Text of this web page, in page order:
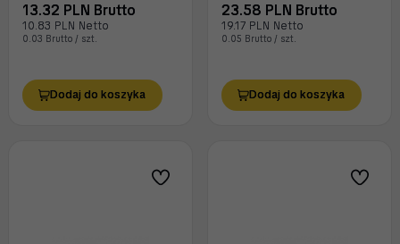
13.32 PLN Brutto
10.83 PLN Netto
0.03 Brutto / szt.
Dodaj do koszyka
23.58 PLN Brutto
19.17 PLN Netto
0.05 Brutto / szt.
Dodaj do koszyka